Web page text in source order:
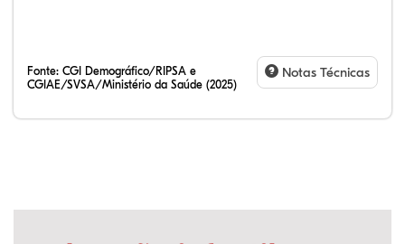
Fonte: CGI Demográfico/RIPSA e
CGIAE/SVSA/Ministério da Saúde (2025)
Notas Técnicas